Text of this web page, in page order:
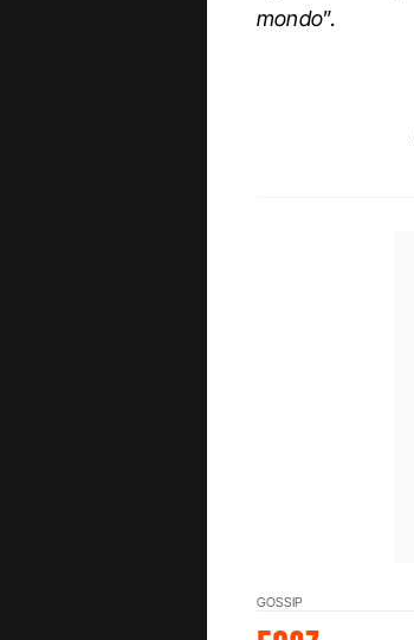
mondo”.
GOSSIP